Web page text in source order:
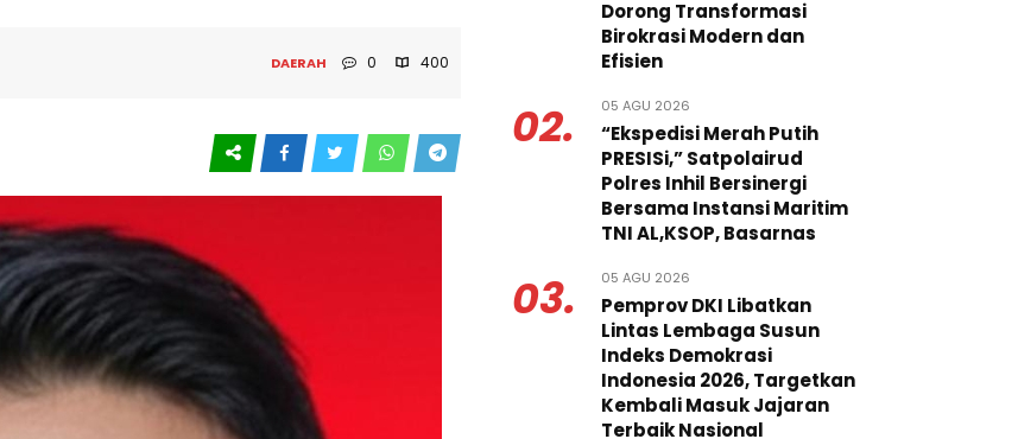
DAERAH 0 400
Dorong Transformasi
Birokrasi Modern dan
Efisien
02. 05 AGU 2026
“Ekspedisi Merah Putih
PRESISi,” Satpolairud
Polres Inhil Bersinergi
Bersama Instansi Maritim
TNI AL,KSOP, Basarnas
03. 05 AGU 2026
Pemprov DKI Libatkan
Lintas Lembaga Susun
Indeks Demokrasi
Indonesia 2026, Targetkan
Kembali Masuk Jajaran
Terbaik Nasional